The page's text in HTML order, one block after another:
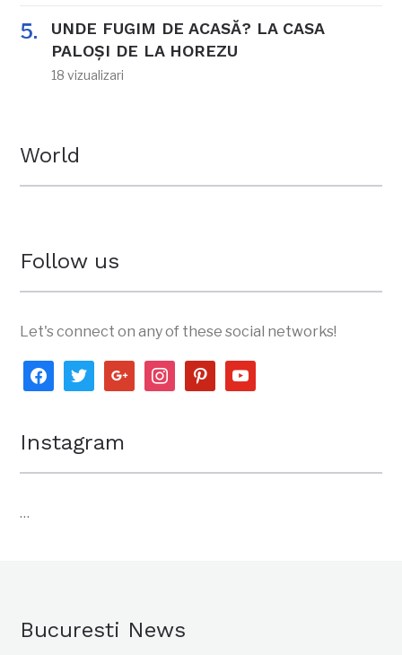
UNDE FUGIM DE ACASĂ? LA CASA
PALOȘI DE LA HOREZU
18 vizualizari
World
Follow us
Let's connect on any of these social networks!
facebooktwittergoogleinstagrampinterestyoutube
Instagram
…
Bucuresti News